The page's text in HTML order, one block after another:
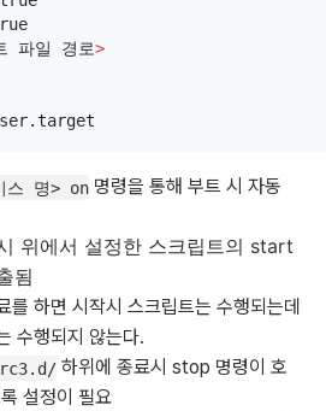
파일 경로>
스 명> on 명령을 통해 부트 시 자동
위에서 설정한 스크립트의 start
됨
를 하면 시작시 스크립트는 수행되는데
수행되지 않는다.
하위에 종료시 stop 명령이 호
설정이 필요